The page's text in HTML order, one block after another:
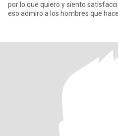
por lo que quiero y siento
eso admiro a los hombres que